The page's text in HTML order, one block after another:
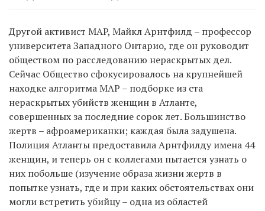
Другой активист MAP, Майкл Арнтфилд – профессор
университета Западного Онтарио, где он руководит
обществом по расследованию нераскрытых дел.
Сейчас Общество сфокусировалось на крупнейшей
находке алгоритма MAP – подборке из ста
нераскрытых убийств женщин в Атланте,
совершенных за последние сорок лет. Большинство
жертв – афроамериканки; каждая была задушена.
Полиция Атланты предоставила Арнтфилду имена 44
женщин, и теперь он с коллегами пытается узнать о
них побольше (изучение образа жизни жертв в
попытке узнать, где и при каких обстоятельствах они
могли встретить убийцу – одна из областей